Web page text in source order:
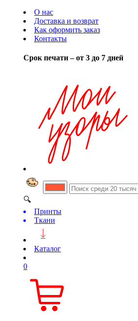
О нас
Доставка и возврат
Как оформить заказ
Контакты
Срок печати – от 3 до 7 дней
🔍
Принты
Ткани
Каталог
0